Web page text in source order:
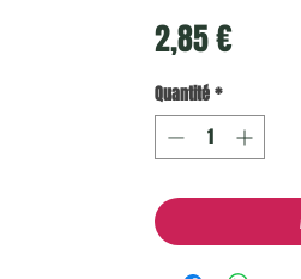
2,85 €Prix
Quantité*